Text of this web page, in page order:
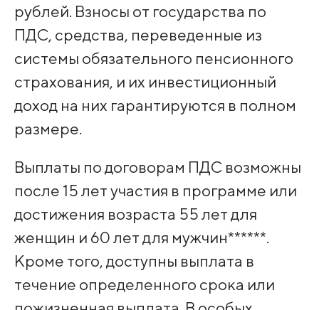
рублей. Взносы от государства по
ПДС, средства, переведенные из
системы обязательного пенсионного
страхования, и их инвестиционный
доход на них гарантируются в полном
размере.
Выплаты по договорам ПДС возможны
после 15 лет участия в программе или
достижения возраста 55 лет для
женщин и 60 лет для мужчин******.
Кроме того, доступны выплата в
течение определенного срока или